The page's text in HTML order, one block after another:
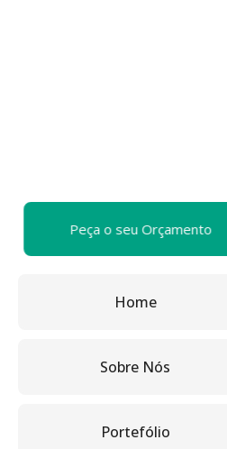
Peça o seu Orçamento
Home
Sobre Nós
Portefólio